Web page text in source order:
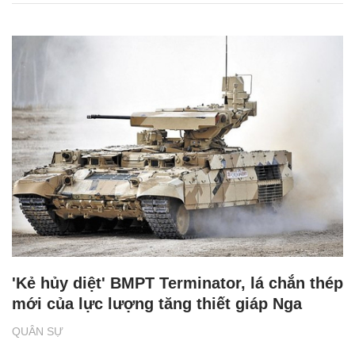
QUÂN SỰ
'Kẻ hủy diệt' BMPT Terminator, lá chắn thép
mới của lực lượng tăng thiết giáp Nga